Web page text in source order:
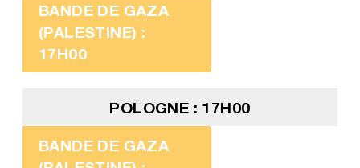
BANDE DE GAZA
(PALESTINE) :
17H00
POLOGNE : 17H00
BANDE DE GAZA